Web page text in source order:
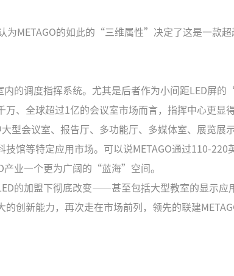
为METAGO的如此的“三维属性”决定了这是一款超
内的调度指挥系统。尤其是后者作为小间距LED屏
、全球超过1亿的会议室市场而言，指挥中心更显
型会议室、报告厅、多功能厅、多媒体室、展览展
馆等特定应用市场。可以说METAGO通过110-220
产业一个更为广阔的“蓝海”空间。
的加盟下彻底改变——甚至包括大型教室的显示应
的创新能力，再次走在市场前列，领先的联建